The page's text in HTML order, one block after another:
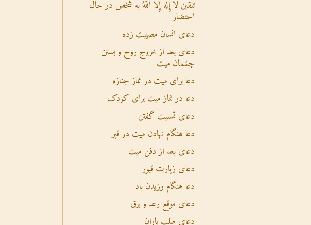
تلقین لاَ إِلَهَ إِلاَّ اللهُ به شخص در حال
احتضار
دعای انسان مصیبت زده
دعای بعد از خروج روح و بستن
چشمان میت
دعا برای میت در نماز جنازه
دعا در نماز میت برای کودک
دعای تسلیت گفتن
دعا هنگام نهادن میت در قبر
دعای بعد از دفن میت
دعای زیارت قبور
دعا هنگام وزیدن باد
دعای موقع رعد و برق
دعای طلب باران